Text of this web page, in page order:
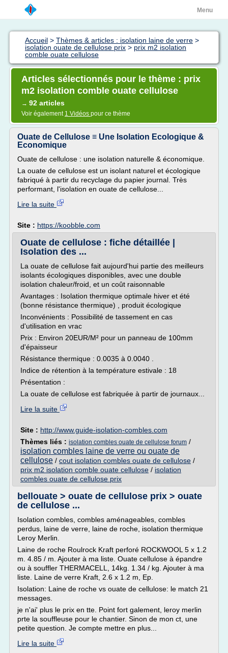
Menu
Accueil > Thèmes & articles : isolation laine de verre >
isolation ouate de cellulose prix > prix m2 isolation
comble ouate cellulose
Articles sélectionnés pour le thème : prix
m2 isolation comble ouate cellulose
→ 92 articles
Voir également 1 Vidéos pour ce thème
Ouate de Cellulose ≡ Une Isolation Ecologique &
Economique
Ouate de cellulose : une isolation naturelle & économique.
La ouate de cellulose est un isolant naturel et écologique
fabriqué à partir du recyclage du papier journal. Très
performant, l'isolation en ouate de cellulose...
Lire la suite
Site : https://koobble.com
Ouate de cellulose : fiche détaillée |
Isolation des ...
La ouate de cellulose fait aujourd'hui partie des meilleurs
isolants écologiques disponibles, avec une double
isolation chaleur/froid, et un coût raisonnable
Avantages : Isolation thermique optimale hiver et été
(bonne résistance thermique) , produit écologique
Inconvénients : Possibilité de tassement en cas
d'utilisation en vrac
Prix : Environ 20EUR/M² pour un panneau de 100mm
d'épaisseur
Résistance thermique : 0.0035 à 0.0040 .
Indice de rétention à la température estivale : 18
Présentation :
La ouate de cellulose est fabriquée à partir de journaux...
Lire la suite
Site : http://www.guide-isolation-combles.com
Thèmes liés : isolation combles ouate de cellulose forum /
isolation combles laine de verre ou ouate de
cellulose / cout isolation combles ouate de cellulose /
prix m2 isolation comble ouate cellulose / isolation
combles ouate de cellulose prix
bellouate > ouate de cellulose prix > ouate
de cellulose ...
Isolation combles, combles aménageables, combles
perdus, laine de verre, laine de roche, isolation thermique
Leroy Merlin.
Laine de roche Roulrock Kraft perforé ROCKWOOL 5 x 1.2
m. 4.85 / m. Ajouter à ma liste. Ouate cellulose à épandre
ou à souffler THERMACELL, 14kg. 1.34 / kg. Ajouter à ma
liste. Laine de verre Kraft, 2.6 x 1.2 m, Ep.
Isolation: Laine de roche vs ouate de cellulose: le match 21
messages.
je n'ai' plus le prix en tte. Point fort galement, leroy merlin
prte la souffleuse pour le chantier. Sinon de mon ct, une
petite question. Je compte mettre en plus...
Lire la suite